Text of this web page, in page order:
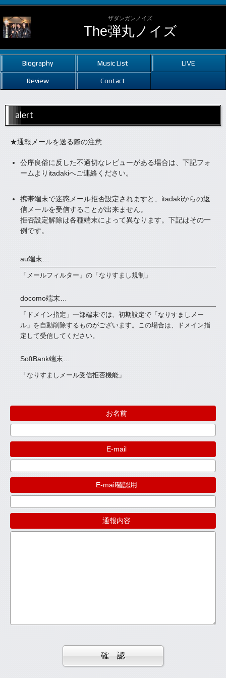
ザダンガンノイズ
The弾丸ノイズ
Biography Music List LIVE
Review Contact
alert
★通報メールを送る際の注意
公序良俗に反した不適切なレビューがある場合は、下記フォ
ームよりitadakiへご連絡ください。
携帯端末で迷惑メール拒否設定されますと、itadakiからの返
信メールを受信することが出来ません。
拒否設定解除は各種端末によって異なります。下記はその一
例です。
au端末…
「メールフィルター」の「なりすまし規制」
docomo端末…
「ドメイン指定」一部端末では、初期設定で「なりすましメー
ル」を自動削除するものがございます。この場合は、ドメイン指
定して受信してください。
SoftBank端末…
「なりすましメール受信拒否機能」
お名前
E-mail
E-mail確認用
通報内容